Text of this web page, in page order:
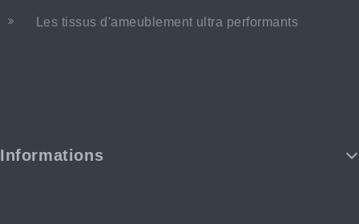
Les tissus d'ameublement ultra performants
Informations